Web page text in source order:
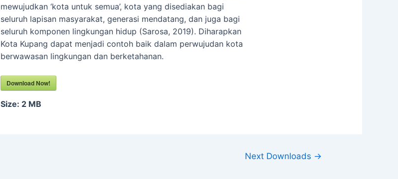
mewujudkan ‘kota untuk semua’, kota yang disediakan bagi
seluruh lapisan masyarakat, generasi mendatang, dan juga bagi
seluruh komponen lingkungan hidup (Sarosa, 2019). Diharapkan
Kota Kupang dapat menjadi contoh baik dalam perwujudan kota
berwawasan lingkungan dan berketahanan.
Download Now!
Size: 2 MB
Next Downloads →